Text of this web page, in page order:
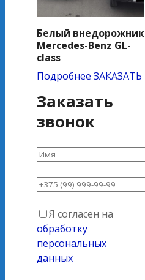
Белый внедорожник
Mercedes-Benz GL-
class
Подробнее ЗАКАЗАТЬ
Заказать
звонок
Я согласен на
обработку
персональных
данных